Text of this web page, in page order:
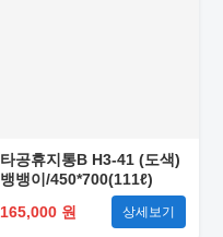
타공휴지통B H3-41 (도색)
뱅뱅이/450*700(111ℓ)
165,000 원
상세보기